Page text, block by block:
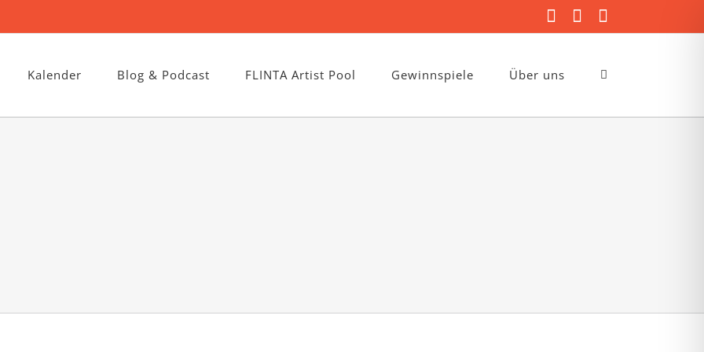
FacebookInstagram
Mail
Kalender Blog & Podcast FLINTA Artist Pool Gewinnspiele Über uns